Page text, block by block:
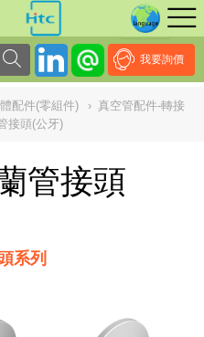
我要詢價
配件(零組件) › 真空管配件-轉接
接頭(公牙)
管接頭
系列